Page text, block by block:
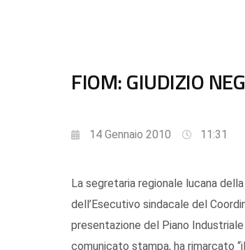
FIOM: GIUDIZIO
14 Gennaio 2010 11:31
La segretaria regionale lucana
dell’Esecutivo sindacale del
presentazione del Piano
comunicato stampa, ha rimarcato